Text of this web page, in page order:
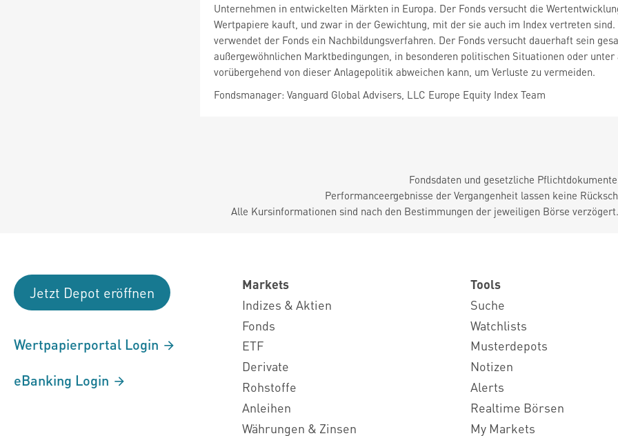
Unternehmen in entwickelten Märkten in Europa. Der Fonds versucht die
Wertpapiere kauft, und zwar in der Gewichtung, mit der sie auch im Index vertreten
verwendet der Fonds ein Nachbildungsverfahren. Der Fonds versucht dauerhaft sein
außergewöhnlichen Marktbedingungen, in besonderen politischen Situationen oder
vorübergehend von dieser Anlagepolitik abweichen kann, um Verluste zu vermeiden.
Fondsmanager: Vanguard Global Advisers, LLC Europe Equity Index Team
Fondsdaten und gesetzliche
Performanceergebnisse der Vergangenheit lassen keine
Alle Kursinformationen sind nach den Bestimmungen der jeweiligen Börse
Jetzt Depot eröffnen
Wertpapierportal Login
eBanking Login
Markets
Indizes & Aktien
Fonds
ETF
Derivate
Rohstoffe
Anleihen
Währungen & Zinsen
Tools
Suche
Watchlists
Musterdepots
Notizen
Alerts
Realtime Börsen
My Markets